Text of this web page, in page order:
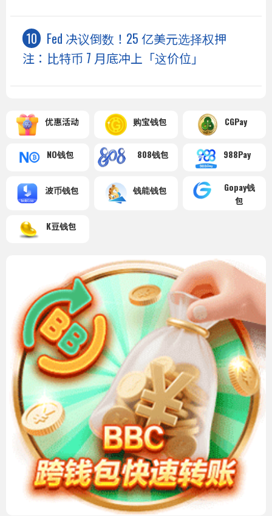
Fed 决议倒数！25 亿美元选择权押
注：比特币 7 月底冲上「这价位」
优惠活动 购宝钱包 CGPay
NO钱包 808钱包 988Pay
波币钱包 钱能钱包
Gopay钱
包
K豆钱包